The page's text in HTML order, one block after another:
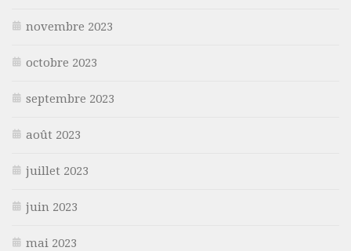
novembre 2023
octobre 2023
septembre 2023
août 2023
juillet 2023
juin 2023
mai 2023